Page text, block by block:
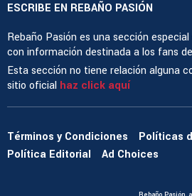
ESCRIBE EN REBAÑO PASIÓN
Rebaño Pasión es una sección
con información destinada a los fans
Esta sección no tiene relación alguna
sitio oficial haz click aquí
Términos y Condiciones
Políticas
Política Editorial
Ad Choices